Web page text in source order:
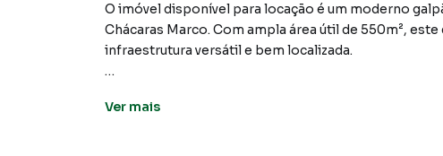
O imóvel disponível para locação é um moderno
Chácaras Marco. Com ampla área útil de 550m²,
infraestrutura versátil e bem localizada.
pé-direito elevado e acesso facilitado por portões
Ver mais